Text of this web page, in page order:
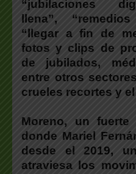
“jubilaciones
llena”,
“llegar a fin de
fotos y clips de
de jubilados,
entre otros
crueles recortes y
Moreno, un fuerte
donde Mariel
desde el 2019,
atraviesa los